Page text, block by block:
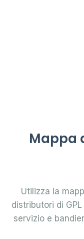
Mappa
Utilizza la
distributori di
servizio e